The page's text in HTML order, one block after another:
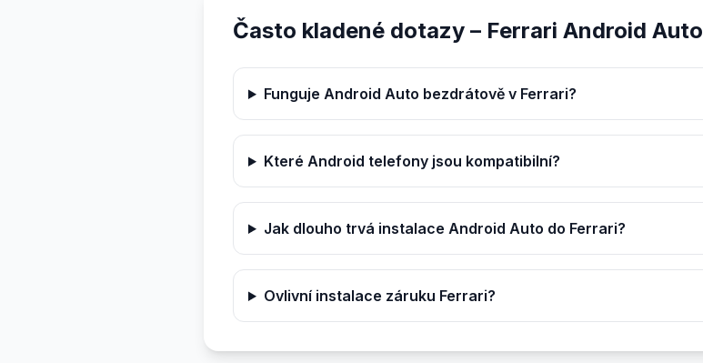
Často kladené dotazy – Ferrari Android Auto
Funguje Android Auto bezdrátově v Ferrari?
Které Android telefony jsou kompatibilní?
Jak dlouho trvá instalace Android Auto do Ferrari?
Ovlivní instalace záruku Ferrari?